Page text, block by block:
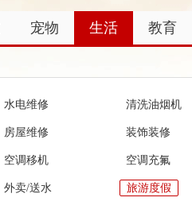
宠物 生活 教育
水电维修 清洗油烟机
房屋维修 装饰装修
空调移机 空调充氟
外卖/送水 旅游度假